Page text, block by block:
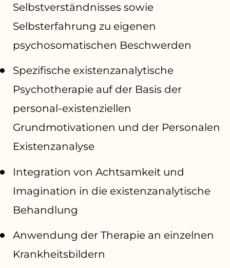
Selbstverständnisses sowie
Selbsterfahrung zu eigenen
psychosomatischen Beschwerden
Spezifische existenzanalytische
Psychotherapie auf der Basis der
personal-existenziellen
Grundmotivationen und der Personalen
Existenzanalyse
Integration von Achtsamkeit und
Imagination in die existenzanalytische
Behandlung
Anwendung der Therapie an einzelnen
Krankheitsbildern